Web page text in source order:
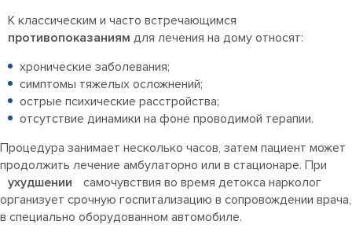
К классическим и часто встречающимся
противопоказаниям для лечения на дому относят:
хронические заболевания;
симптомы тяжелых осложнений;
острые психические расстройства;
отсутствие динамики на фоне проводимой терапии.
Процедура занимает несколько часов, затем пациент может
продолжить лечение амбулаторно или в стационаре. При
ухудшении
самочувствия во время детокса нарколог
организует срочную госпитализацию в сопровождении врача,
в специально оборудованном автомобиле.